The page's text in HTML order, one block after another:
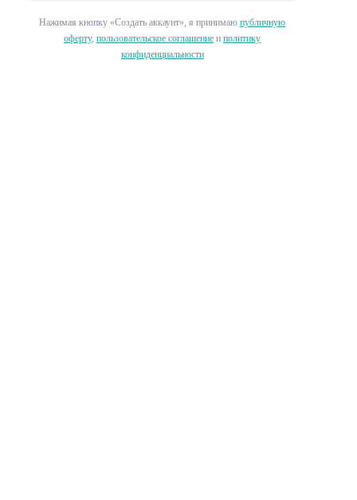
Нажимая кнопку «‎Создать аккаунт»‎, я принимаю публичную
оферту, пользовательское соглашение и политику
конфиденциальности